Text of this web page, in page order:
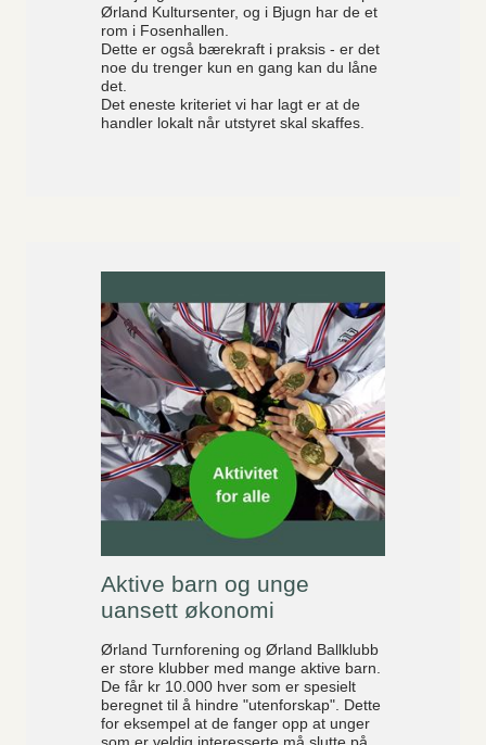
Ørland Kultursenter, og i Bjugn har de et
rom i Fosenhallen.
Dette er også bærekraft i praksis - er det
noe du trenger kun en gang kan du låne
det.
Det eneste kriteriet vi har lagt er at de
handler lokalt når utstyret skal skaffes.
Aktive barn og unge
uansett økonomi
Ørland Turnforening og Ørland Ballklubb
er store klubber med mange aktive barn.
De får kr 10.000 hver som er spesielt
beregnet til å hindre "utenforskap". Dette
for eksempel at de fanger opp at unger